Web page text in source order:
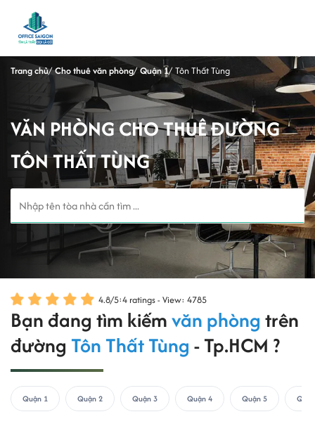
Trang chủ Cho thuê văn phòng Quận 1 Tôn Thất Tùng
VĂN PHÒNG CHO THUÊ ĐƯỜNG
TÔN THẤT TÙNG
4.8/5:4 ratings - View: 4785
Bạn đang tìm kiếmvăn phòng trên
đường Tôn Thất Tùng - Tp.HCM ?
Quận 1 Quận 2 Quận 3 Quận 4 Quận 5